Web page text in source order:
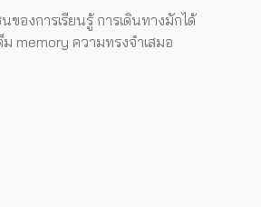
องการเรียนรู้ การเดินทางมักได้
ม memory ความทรงจำเสมอ